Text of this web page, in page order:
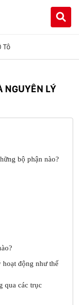
Tô
NGUYÊN LÝ
bộ phận nào?
động như thế
qua các trục